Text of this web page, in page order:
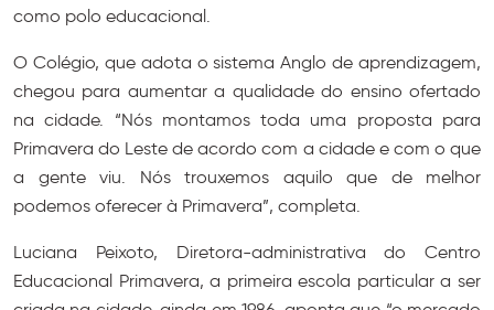
como polo educacional.
O Colégio, que adota o sistema Anglo de aprendizagem,
chegou para aumentar a qualidade do ensino ofertado
na cidade. “Nós montamos toda uma proposta para
Primavera do Leste de acordo com a cidade e com o que
a gente viu. Nós trouxemos aquilo que de melhor
podemos oferecer à Primavera”, completa.
Luciana Peixoto, Diretora-administrativa do Centro
Educacional Primavera, a primeira escola particular a ser